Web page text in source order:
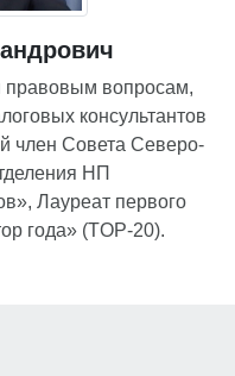
правовым вопросам,
консультантов
член Совета Северо-
НП
Лауреат первого
года» (TOP-20).